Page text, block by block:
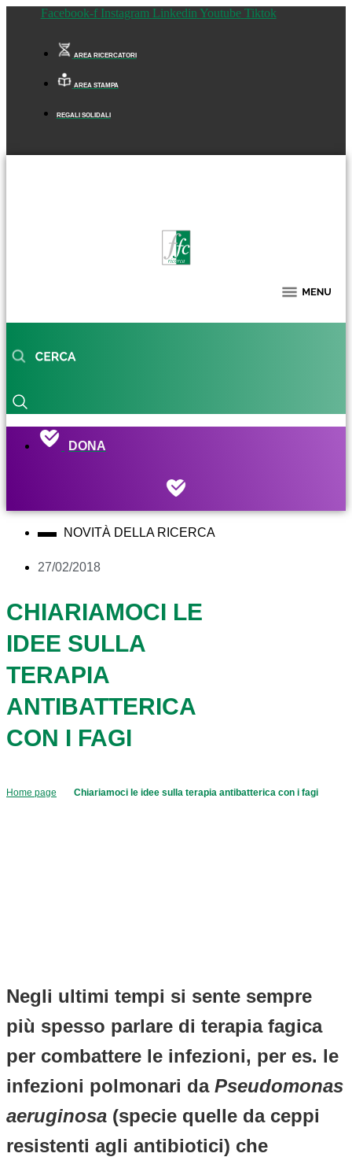
Facebook-f Instagram Linkedin Youtube Tiktok
AREA RICERCATORI
AREA STAMPA
REGALI SOLIDALI
DONA
NOVITÀ DELLA RICERCA
27/02/2018
CHIARIAMOCI LE
IDEE SULLA
TERAPIA
ANTIBATTERICA
CON I FAGI
Home page Chiariamoci le idee sulla terapia antibatterica con i fagi
Negli ultimi tempi si sente sempre
più spesso parlare di terapia fagica
per combattere le infezioni, per es. le
infezioni polmonari da Pseudomonas
aeruginosa (specie quelle da ceppi
resistenti agli antibiotici) che